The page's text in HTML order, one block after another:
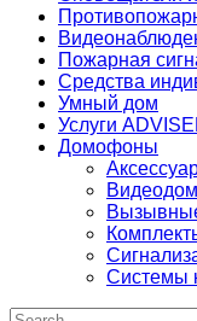
Пожарная
Средства
Умный дом
Услуги
Домофоны
Системы